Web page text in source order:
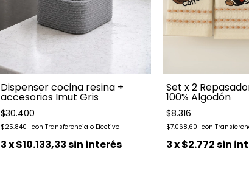
Dispenser cocina resina +
accesorios Imut Gris
$30.400
$25.840
3x$10.133,33sin interés
Set x 2
100% Algodón
$8.316
$7.068,60
3x$2.772sin